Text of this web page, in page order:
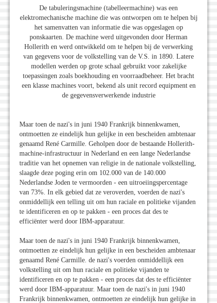
De tabuleringsmachine (tabelleermachine) was een
elektromechanische machine die was ontworpen om te helpen bij
het samenvatten van informatie die was opgeslagen op
ponskaarten. De machine werd uitgevonden door Herman
Hollerith en werd ontwikkeld om te helpen bij de verwerking
van gegevens voor de volkstelling van de V.S. in 1890. Latere
modellen werden op grote schaal gebruikt voor zakelijke
toepassingen zoals boekhouding en voorraadbeheer. Het bracht
een klasse machines voort, bekend als unit record equipment en
de gegevensverwerkende industrie
Maar toen de nazi's in juni 1940 Frankrijk binnenkwamen,
ontmoetten ze eindelijk hun gelijke in een bescheiden ambtenaar
genaamd René Carmille. Geholpen door de bestaande Hollerith-
machine-infrastructuur in Nederland en een lange Nederlandse
traditie van het opnemen van religie in de nationale volkstelling,
slaagde deze poging erin om 102.000 van de 140.000
Nederlandse Joden te vermoorden - een uitroeiingspercentage
van 73%. In elk gebied dat ze veroverden, voerden de nazi's
onmiddellijk een telling uit om hun raciale en politieke vijanden
te identificeren en op te pakken - een proces dat des te
efficiënter werd door IBM-apparatuur.
Maar toen de nazi's in juni 1940 Frankrijk binnenkwamen,
ontmoetten ze eindelijk hun gelijke in een bescheiden ambtenaar
genaamd René Carmille. de nazi's voerden onmiddellijk een
volkstelling uit om hun raciale en politieke vijanden te
identificeren en op te pakken - een proces dat des te efficiënter
werd door IBM-apparatuur. Maar toen de nazi's in juni 1940
Frankrijk binnenkwamen, ontmoetten ze eindelijk hun gelijke in